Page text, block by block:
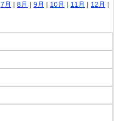
7月 | 8月 | 9月 | 10月 | 11月 | 12月 |